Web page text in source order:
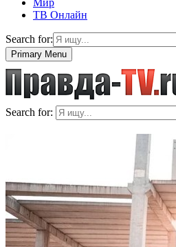
Мир
ТВ Онлайн
Search for:
Primary Menu
Search for: